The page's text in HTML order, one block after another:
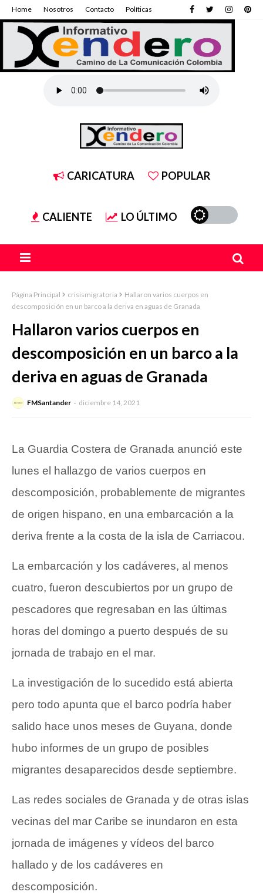
Home Nosotros Contacto Políticas
CARICATURA POPULAR
CALIENTE LO ÚLTIMO
Página Principal crisismigratoria
Hallaron varios cuerpos en
descomposición en un barco a la deriva en aguas de Granada
Hallaron varios cuerpos en
descomposición en un barco a la
deriva en aguas de Granada
FMSantander diciembre 14, 2021
La Guardia Costera de Granada anunció este
lunes el hallazgo de varios cuerpos en
descomposición, probablemente de migrantes
de origen hispano, en una embarcación a la
deriva frente a la costa de la isla de Carriacou.
La embarcación y los cadáveres, al menos
cuatro, fueron descubiertos por un grupo de
pescadores que regresaban en las últimas
horas del domingo a puerto después de su
jornada de trabajo en el mar.
La investigación de lo sucedido está abierta
pero todo apunta que el barco podría haber
salido hace unos meses de Guyana, donde
hubo informes de un grupo de posibles
migrantes desaparecidos desde septiembre.
Las redes sociales de Granada y de otras islas
vecinas del mar Caribe se inundaron en esta
jornada de imágenes y vídeos del barco
hallado y de los cadáveres en
descomposición.